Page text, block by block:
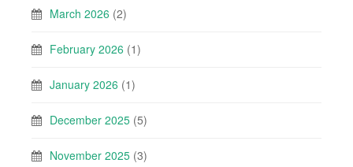
March 2026 (2)
February 2026 (1)
January 2026 (1)
December 2025 (5)
November 2025 (3)